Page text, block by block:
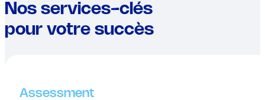
Nos services-clés
pour votre succès
Assessment